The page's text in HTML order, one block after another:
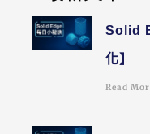
Solid
化】
Read